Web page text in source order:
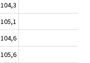
104,3
105,1
104,6
105,6